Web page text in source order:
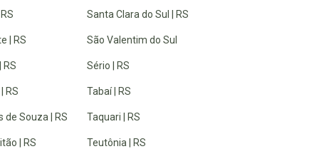
| RS
RS
RS
de Souza | RS
| RS
Santa Clara do Sul | RS
São Valentim do Sul
Sério | RS
Tabaí | RS
Taquari | RS
Teutônia | RS